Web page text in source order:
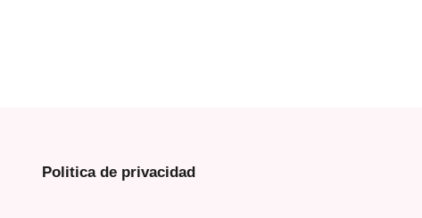
Politica de privacidad